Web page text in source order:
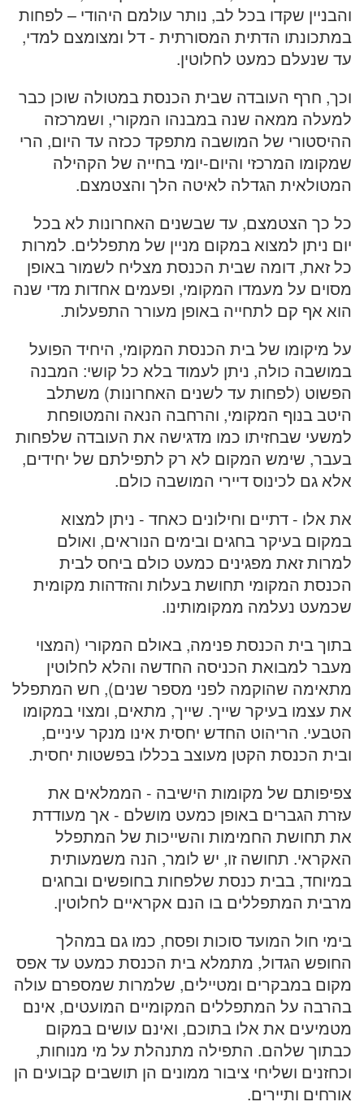
והבניין שקדו בכל לב, נותר עולמם היהודי – לפחות
במתכונתו הדתית המסורתית - דל ומצומצם למדי,
עד שנעלם כמעט לחלוטין.
וכך, חרף העובדה שבית הכנסת במטולה שוכן כבר
למעלה ממאה שנה במבנהו המקורי, ושמרכזה
ההיסטורי של המושבה מתפקד ככזה עד היום, הרי
שמקומו המרכזי והיום-יומי בחייה של הקהילה
המטולאית הגדלה לאיטה הלך והצטמצם.
כל כך הצטמצם, עד שבשנים האחרונות לא בכל
יום ניתן למצוא במקום מניין של מתפללים. למרות
כל זאת, דומה שבית הכנסת מצליח לשמור באופן
מסוים על מעמדו המקומי, ופעמים אחדות מדי שנה
הוא אף קם לתחייה באופן מעורר התפעלות.
על מיקומו של בית הכנסת המקומי, היחיד הפועל
במושבה כולה, ניתן לעמוד בלא כל קושי: המבנה
הפשוט (לפחות עד לשנים האחרונות) משתלב
היטב בנוף המקומי, והרחבה הנאה והמטופחת
למשעי שבחזיתו כמו מדגישה את העובדה שלפחות
בעבר, שימש המקום לא רק לתפילתם של יחידים,
אלא גם לכינוס דיירי המושבה כולם.
את אלו - דתיים וחילונים כאחד - ניתן למצוא
במקום בעיקר בחגים ובימים הנוראים, ואולם
למרות זאת מפגינים כמעט כולם ביחס לבית
הכנסת המקומי תחושת בעלות והזדהות מקומית
שכמעט נעלמה ממקומותינו.
בתוך בית הכנסת פנימה, באולם המקורי (המצוי
מעבר למבואת הכניסה החדשה והלא לחלוטין
מתאימה שהוקמה לפני מספר שנים), חש המתפלל
את עצמו בעיקר שייך. שייך, מתאים, ומצוי במקומו
הטבעי. הריהוט החדש יחסית אינו מנקר עיניים,
ובית הכנסת הקטן מעוצב בכללו בפשטות יחסית.
צפיפותם של מקומות הישיבה - הממלאים את
עזרת הגברים באופן כמעט מושלם - אך מעודדת
את תחושת החמימות והשייכות של המתפלל
האקראי. תחושה זו, יש לומר, הנה משמעותית
במיוחד, בבית כנסת שלפחות בחופשים ובחגים
מרבית המתפללים בו הנם אקראיים לחלוטין.
בימי חול המועד סוכות ופסח, כמו גם במהלך
החופש הגדול, מתמלא בית הכנסת כמעט עד אפס
מקום במבקרים ומטיילים, שלמרות שמספרם עולה
בהרבה על המתפללים המקומיים המועטים, אינם
מטמיעים את אלו בתוכם, ואינם עושים במקום
כבתוך שלהם. התפילה מתנהלת על מי מנוחות,
וכחזנים ושליחי ציבור ממונים הן תושבים קבועים הן
אורחים ותיירים.